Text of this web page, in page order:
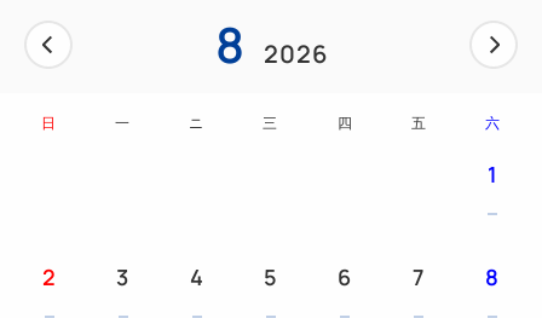
8 2026
日 一 ニ 三 四 五 六
1
2 3 4 5 6 7 8